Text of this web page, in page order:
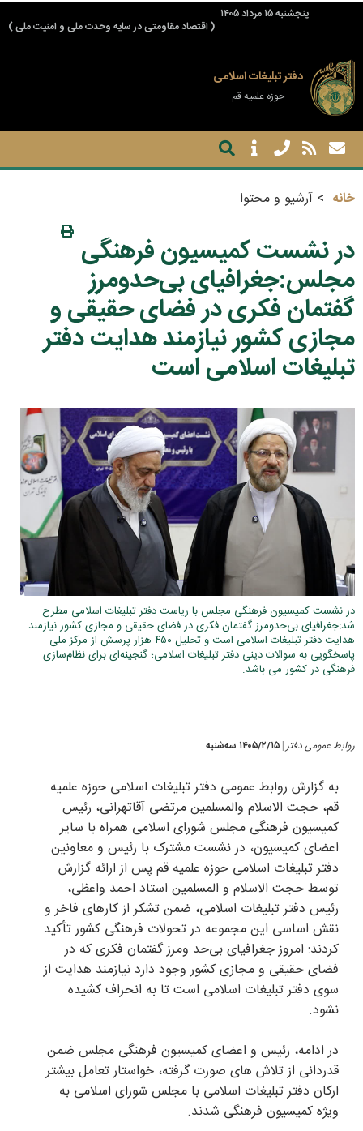
پنجشنبه ۱۵ مرداد ۱۴۰۵
( اقتصاد مقاومتی در سایه وحدت ملی و امنیت ملی )
دفتر تبلیغات اسلامی
حوزه علمیه قم
خانه آرشیو و محتوا
در نشست کمیسیون فرهنگی
مجلس:جغرافیای بی‌حدومرز
گفتمان فکری در فضای حقیقی و
مجازی کشور نیازمند هدایت دفتر
تبلیغات اسلامی است
در نشست کمیسیون فرهنگی مجلس با ریاست دفتر تبلیغات اسلامی مطرح
شد:جغرافیای بی‌حدومرز گفتمان فکری در فضای حقیقی و مجازی کشور نیازمند
هدایت دفتر تبلیغات اسلامی است و تحلیل ۴۵۰ هزار پرسش از مرکز ملی
پاسخگویی به سوالات دینی دفتر تبلیغات اسلامی؛ گنجینه‌ای برای نظام‌سازی
فرهنگی در کشور می باشد.
روابط عمومی دفتر ۱۴۰۵/۲/۱۵ سه‌شنبه
به گزارش روابط عمومی دفتر تبلیغات اسلامی حوزه علمیه
قم، حجت الاسلام والمسلمین مرتضی آقاتهرانی، رئیس
کمیسیون فرهنگی مجلس شورای اسلامی همراه با سایر
اعضای کمیسیون، در نشست مشترک با رئیس و معاونین
دفتر تبلیغات اسلامی حوزه علمیه قم پس از ارائه گزارش
توسط حجت الاسلام و المسلمین استاد احمد واعظی،
رئیس دفتر تبلیغات اسلامی، ضمن تشکر از کارهای فاخر و
نقش اساسی این مجموعه در تحولات فرهنگی کشور تأکید
کردند: امروز جغرافیای بی‌حد ومرز گفتمان فکری که در
فضای حقیقی و مجازی کشور وجود دارد نیازمند هدایت از
سوی دفتر تبلیغات اسلامی است تا به انحراف کشیده
نشود.
در ادامه، رئیس و اعضای کمیسیون فرهنگی مجلس ضمن
قدردانی از تلاش های صورت گرفته، خواستار تعامل بیشتر
ارکان دفتر تبلیغات اسلامی با مجلس شورای اسلامی به
ویژه کمیسیون فرهنگی شدند.